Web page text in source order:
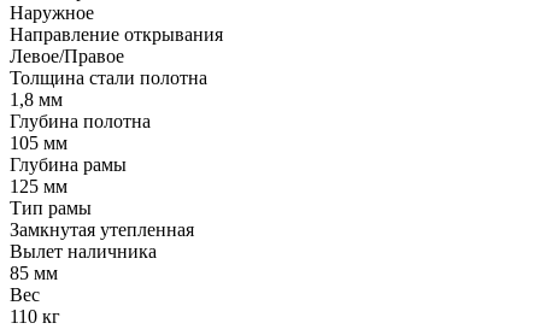
Наружное
Направление открывания
Левое/Правое
Толщина стали полотна
1,8 мм
Глубина полотна
105 мм
Глубина рамы
125 мм
Тип рамы
Замкнутая утепленная
Вылет наличника
85 мм
Вес
110 кг